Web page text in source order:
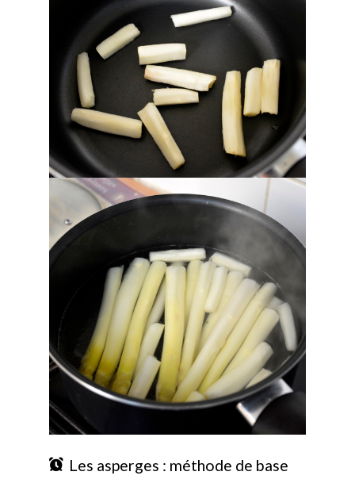
Les asperges : méthode de base